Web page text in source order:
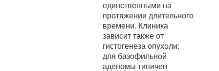
единственными на
протяжении длительного
времени. Клиника
зависит также от
гистогенеза опухоли:
для базофильной
аденомы типичен